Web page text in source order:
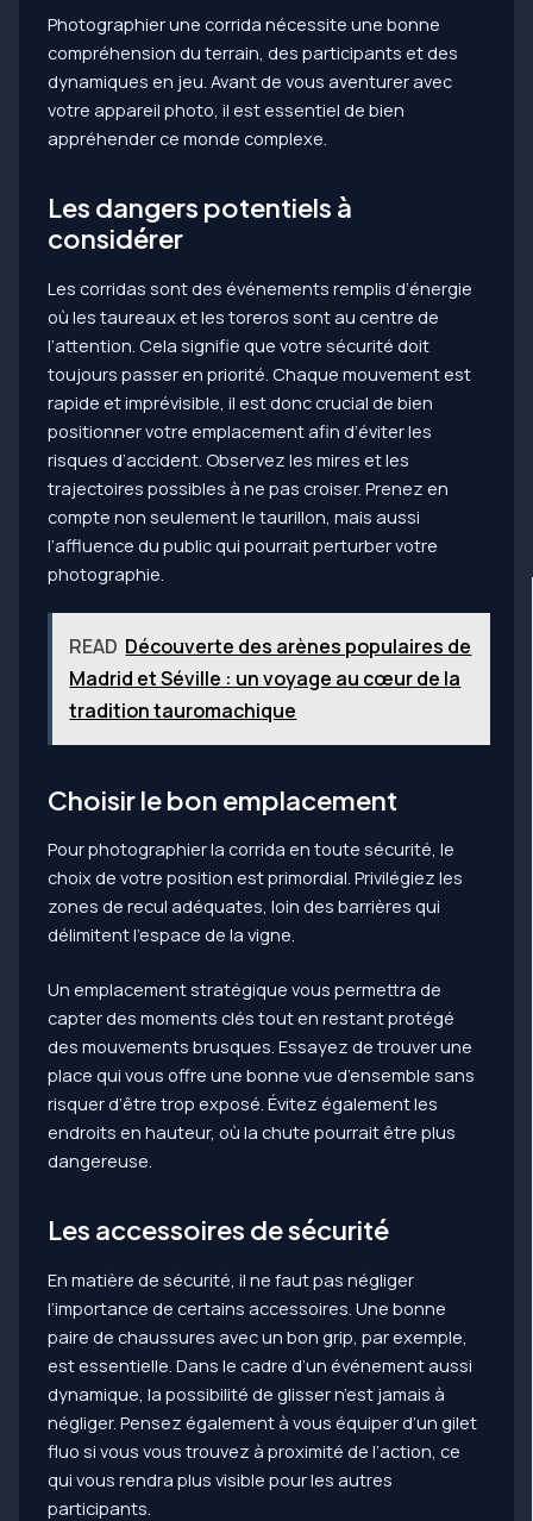
Photographier une corrida nécessite une bonne
compréhension du terrain, des participants et des
dynamiques en jeu. Avant de vous aventurer avec
votre appareil photo, il est essentiel de bien
appréhender ce monde complexe.
Les dangers potentiels à
considérer
Les corridas sont des événements remplis d’énergie
où les taureaux et les toreros sont au centre de
l’attention. Cela signifie que votre sécurité doit
toujours passer en priorité. Chaque mouvement est
rapide et imprévisible, il est donc crucial de bien
positionner votre emplacement afin d’éviter les
risques d’accident. Observez les mires et les
trajectoires possibles à ne pas croiser. Prenez en
compte non seulement le taurillon, mais aussi
l’affluence du public qui pourrait perturber votre
photographie.
READ Découverte des arènes populaires de
Madrid et Séville : un voyage au cœur de la
tradition tauromachique
Choisir le bon emplacement
Pour photographier la corrida en toute sécurité, le
choix de votre position est primordial. Privilégiez les
zones de recul adéquates, loin des barrières qui
délimitent l’espace de la vigne.
Un emplacement stratégique vous permettra de
capter des moments clés tout en restant protégé
des mouvements brusques. Essayez de trouver une
place qui vous offre une bonne vue d’ensemble sans
risquer d’être trop exposé. Évitez également les
endroits en hauteur, où la chute pourrait être plus
dangereuse.
Les accessoires de sécurité
En matière de sécurité, il ne faut pas négliger
l’importance de certains accessoires. Une bonne
paire de chaussures avec un bon grip, par exemple,
est essentielle. Dans le cadre d’un événement aussi
dynamique, la possibilité de glisser n’est jamais à
négliger. Pensez également à vous équiper d’un gilet
fluo si vous vous trouvez à proximité de l’action, ce
qui vous rendra plus visible pour les autres
participants.